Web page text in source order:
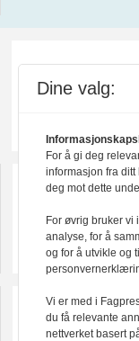
Dine valg:
For å gi deg
informasjon fra ditt
deg mot dette
For øvrig bruker
analyse, for å
og for å utvikle og
Vi er med i
du få relevante
nettverket basert